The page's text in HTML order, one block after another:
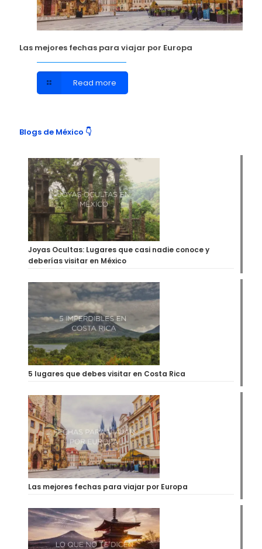
Las mejores fechas para viajar por Europa
Read more
Blogs de México 👇
Joyas Ocultas: Lugares que casi nadie conoce y
deberías visitar en México
5 lugares que debes visitar en Costa Rica
Las mejores fechas para viajar por Europa